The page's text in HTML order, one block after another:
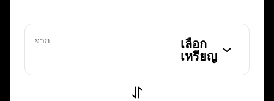
จาก
เลือก
เหรียญ